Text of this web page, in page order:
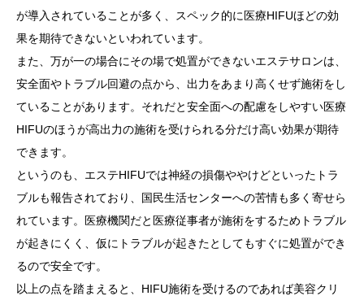
が導入されていることが多く、スペック的に医療HIFUほどの効
果を期待できないといわれています。
また、万が一の場合にその場で処置ができないエステサロンは、
安全面やトラブル回避の点から、出力をあまり高くせず施術をし
ていることがあります。それだと安全面への配慮をしやすい医療
HIFUのほうが高出力の施術を受けられる分だけ高い効果が期待
できます。
というのも、エステHIFUでは神経の損傷ややけどといったトラ
ブルも報告されており、国民生活センターへの苦情も多く寄せら
れています。医療機関だと医療従事者が施術をするためトラブル
が起きにくく、仮にトラブルが起きたとしてもすぐに処置ができ
るので安全です。
以上の点を踏まえると、HIFU施術を受けるのであれば美容クリ